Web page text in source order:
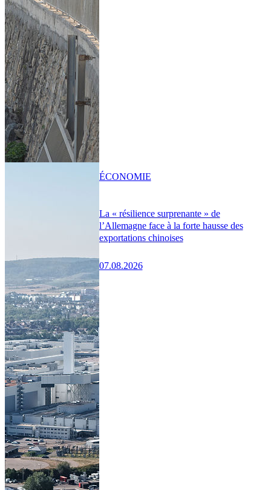
La « résilience surprenante » de
l’Allemagne face à la forte hausse des
exportations chinoises
07.08.2026
ÉCONOMIE